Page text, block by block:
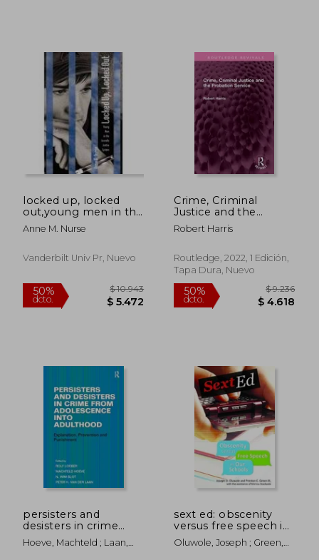
40%
dcto.
50%
dcto.
locked up, locked
out,young men in the
juvenile justice
system
Anne M. Nurse
Vanderbilt Univ Pr, Nuevo
Crime, Criminal
Justice and the
Probation Service
(Routledge Revivals)
Robert Harris
Routledge, 2022, 1 Edición,
Tapa Dura, Nuevo
persisters and
desisters in crime
from adolescence
into adulthood (en
Hoeve, Machteld ; Laan,
sext ed: obscenity
versus free speech in
our schools (en
Inglés)
Oluwole, Joseph ; Green,